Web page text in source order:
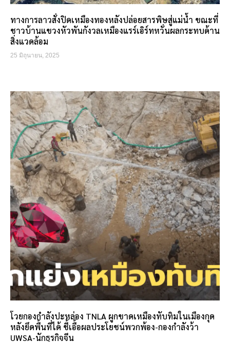
ทางการลาวสั่งปิดเหมืองทองหลังปล่อยสารพิษสู่แม่น้ำ ขณะที่
ชาวบ้านแขวงหัวพันกังวลเหมืองแรร์เอิร์ทหวั่นผลกระทบด้าน
สิ่งแวดล้อม
25 มิถุนายน, 2025
โวยกองกำลังปะหล่อง TNLA ผูกขาดเหมืองทับทิมในเมืองกุด
หลังยึดพื้นที่ได้ ชี้เอื้อผลประโยชน์พวกพ้อง-กองกำลังว้า
UWSA-นักธุรกิจจีน